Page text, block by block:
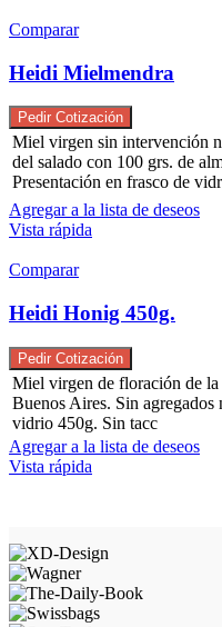
Comparar
Heidi Mielmendra
Pedir Cotización
Miel virgen sin intervención
del salado con 100 grs. de
Presentación en frasco de
Agregar a la lista de deseos
Vista rápida
Comparar
Heidi Honig 450g.
Pedir Cotización
Miel virgen de floración de la
Buenos Aires. Sin agregados
vidrio 450g. Sin tacc
Agregar a la lista de deseos
Vista rápida